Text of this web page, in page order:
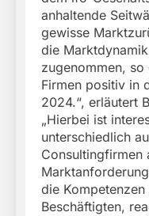
anhaltende
gewisse
die
zugenommen,
Firmen positiv in
2024.“, erläutert
„Hierbei ist
unterschiedlich
Consultingfirmen
die
Beschäftigten,